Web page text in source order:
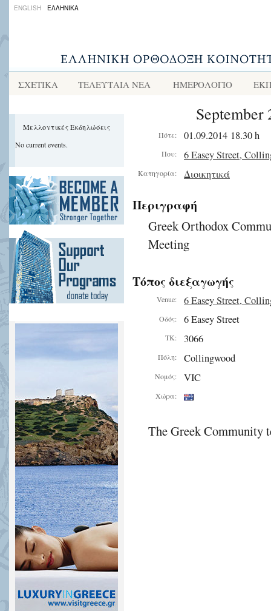
ENGLISH ΕΛΛΗΝΙΚΑ
ΣΧΕΤΙΚΑ ΤΕΛΕΥΤΑΙΑ ΝΕΑ ΗΜΕΡΟΛΟΓΙΟ
Μελλοντικές Εκδηλώσεις
No current events.
Πότε: 01.09.2014 18.30 h
Που: 6 Easey Street,
Κατηγορία: Διοικητικά
Περιγραφή
Greek Orthodox
Meeting
Τόπος διεξαγωγής
Venue: 6 Easey Street,
Οδός: 6 Easey Street
ΤΚ: 3066
Πόλη: Collingwood
Νομός: VIC
Χώρα:
The Greek Community